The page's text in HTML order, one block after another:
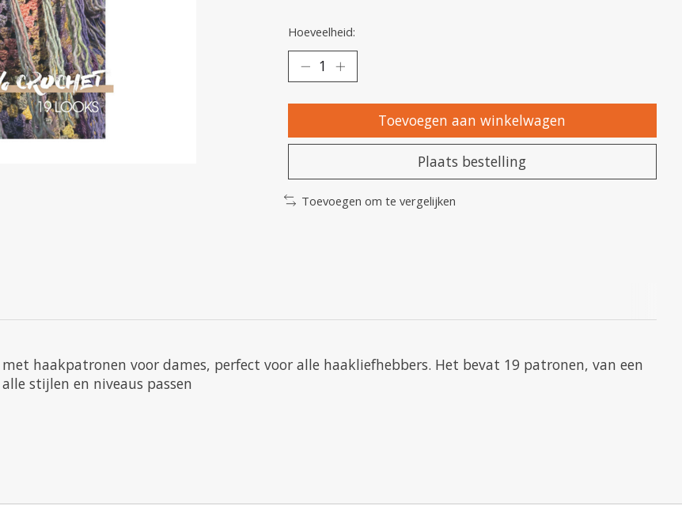
Hoeveelheid:
Toevoegen aan winkelwagen
Plaats bestelling
Toevoegen om te vergelijken
haakpatronen voor dames, perfect voor alle haakliefhebbers. Het bevat 19 patronen, van een
stijlen en niveaus passen